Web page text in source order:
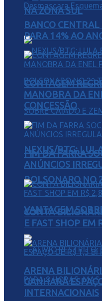
NA ZONA SUL
NEXUS/BTG:
BOLSONARO NO
VANTAGEM
BANCO CENTRAL
PARA 14% AO
CONTAGEM
MANOBRA DA
CONCESSÃO
FIM DA FARRA
ANÚNCIOS
CONTA
E FAST SHOP EM
ARENA
GANHARÁ
INTERNACIONAIS